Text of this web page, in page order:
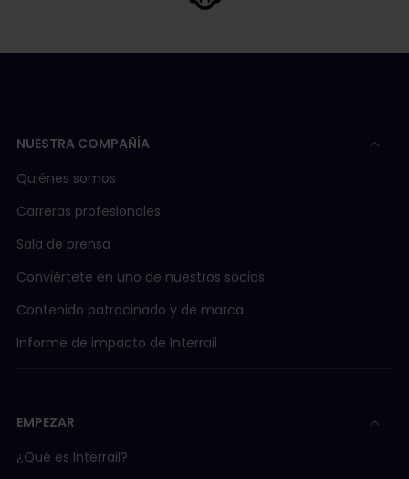
NUESTRA COMPAÑÍA
Quiénes somos
Carreras profesionales
Sala de prensa
Conviértete en uno de nuestros socios
Contenido patrocinado y de marca
Informe de impacto de Interrail
EMPEZAR
¿Qué es Interrail?